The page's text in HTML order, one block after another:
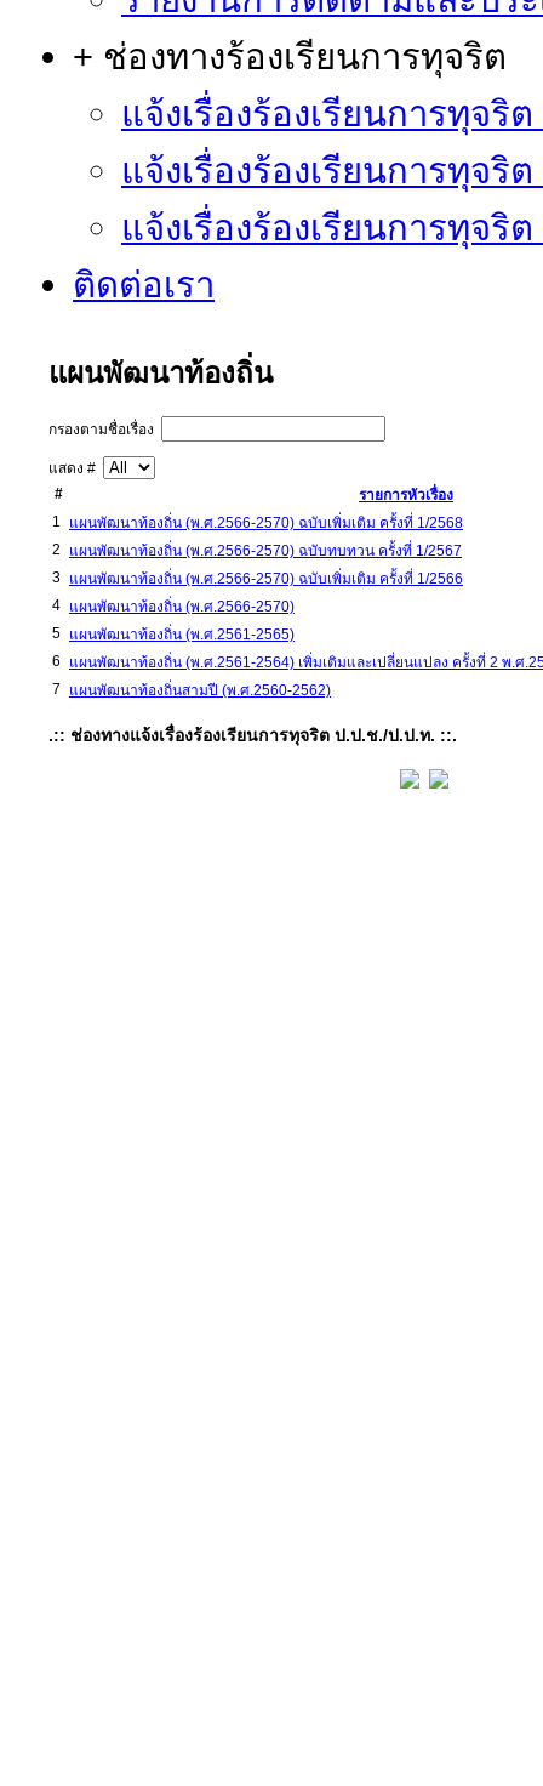
+ ช่องทางร้องเรียนการทุจริต
แจ้งเรื่องร้องเรียนการทุจริ
แจ้งเรื่องร้องเรียนการทุจริ
แจ้งเรื่องร้องเรียนการทุจริ
ติดต่อเรา
แผนพัฒนาท้องถิ่น
กรองตามชื่อเรื่อง
แสดง #
#
รายการหัวเรื่อง
1
แผนพัฒนาท้องถิ่น (พ.ศ.2566-2570) ฉบับเพิ่มเติม ครั้งที่ 1/2568
2
แผนพัฒนาท้องถิ่น (พ.ศ.2566-2570) ฉบับทบทวน ครั้งที่ 1/2567
3 แผนพัฒนาท้องถิ่น (พ.ศ.2566-2570) ฉบับเพิ่มเติม ครั้งที่ 1/2566
4 แผนพัฒนาท้องถิ่น (พ.ศ.2566-2570)
5 แผนพัฒนาท้องถิ่น (พ.ศ.2561-2565)
6
แผนพัฒนาท้องถิ่น (พ.ศ.2561-2564) เพิ่มเติมและเปลี่ยนแปลง ครั้งที่ 2 พ.ศ
7
แผนพัฒนาท้องถิ่นสามปี (พ.ศ.2560-2562)
.:: ช่องทางแจ้งเรื่องร้องเรียนการทุจริต ป.ป.ช./ป.ป.ท. ::.